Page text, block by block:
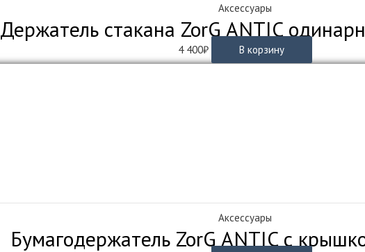
Аксессуары
Держатель стакана ZorG ANTIC
4 400₽ В корзину
Аксессуары
Бумагодержатель ZorG ANTIC с